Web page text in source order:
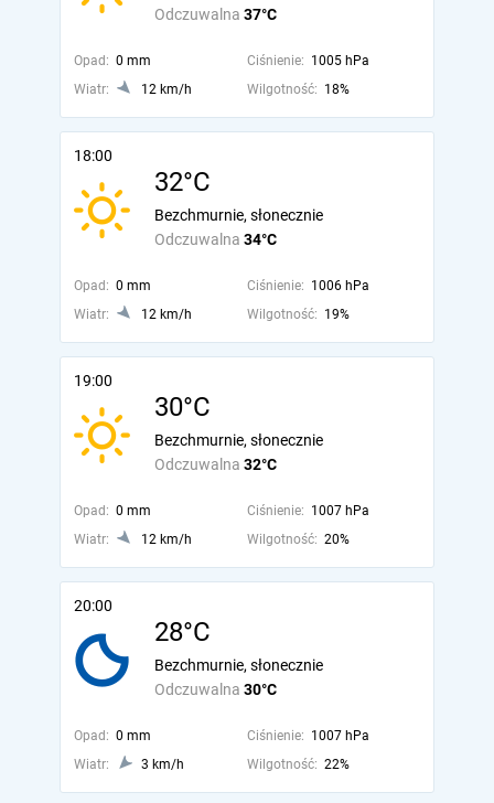
Odczuwalna 37°C
Opad: 0 mm Ciśnienie: 1005 hPa
Wiatr:
12 km/h Wilgotność: 18%
18:00
32°C
Odczuwalna 34°C
Bezchmurnie, słonecznie
Opad: 0 mm Ciśnienie: 1006 hPa
Wiatr:
12 km/h Wilgotność: 19%
19:00
30°C
Odczuwalna 32°C
Bezchmurnie, słonecznie
Opad: 0 mm Ciśnienie: 1007 hPa
Wiatr:
12 km/h Wilgotność: 20%
20:00
28°C
Odczuwalna 30°C
Bezchmurnie, słonecznie
Opad: 0 mm Ciśnienie: 1007 hPa
Wiatr:
3 km/h Wilgotność: 22%